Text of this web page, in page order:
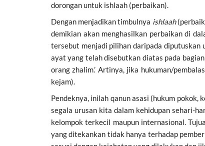
dorongan untuk ishlaah (perbaikan).
Dengan menjadikan timbulnya ishlaah
demikian akan menghasilkan perbaikan di
tersebut menjadi pilihan daripada diputuskan
orang zhalim.’ Artinya, jika hukuman/
kejam).
Pendeknya, inilah qanun asasi (hukum
segala urusan kita dalam kehidupan sehari-
kelompok terkecil maupun internasional.
yang ditekankan tidak hanya terhadap